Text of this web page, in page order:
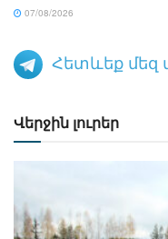
07/08/2026
Հետևեք մեզ
Վերջին լուրեր